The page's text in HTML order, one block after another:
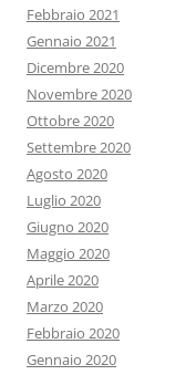
Febbraio 2021
Gennaio 2021
Dicembre 2020
Novembre 2020
Ottobre 2020
Settembre 2020
Agosto 2020
Luglio 2020
Giugno 2020
Maggio 2020
Aprile 2020
Marzo 2020
Febbraio 2020
Gennaio 2020